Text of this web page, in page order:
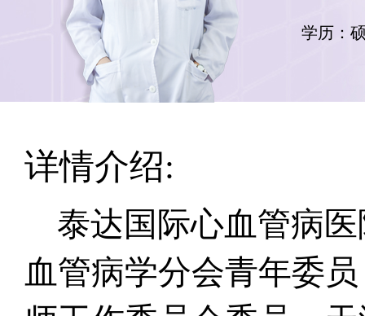
学历：
详情介绍:
泰达国际心血管病
血管病学分会青年委